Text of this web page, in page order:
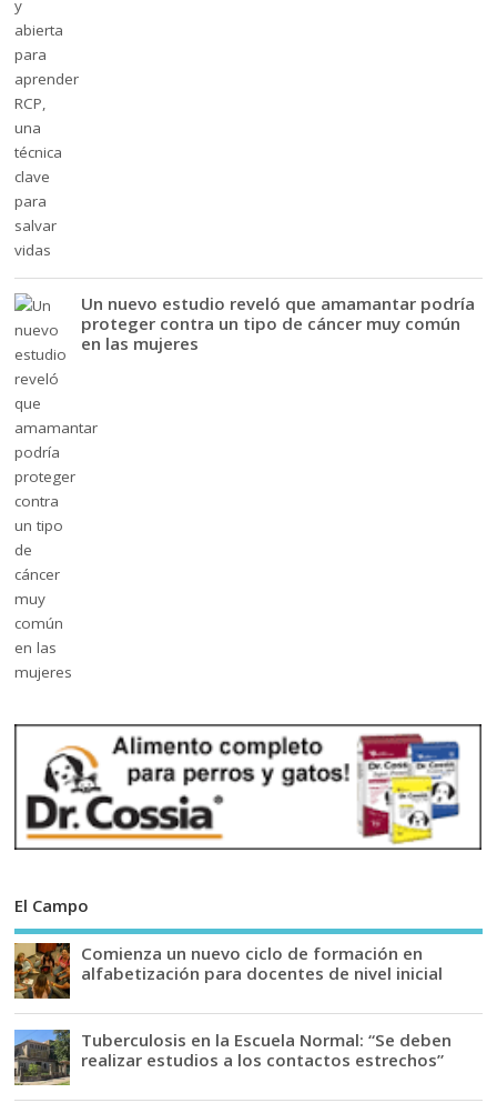
Un nuevo estudio reveló que amamantar podría
proteger contra un tipo de cáncer muy común
en las mujeres
El Campo
Comienza un nuevo ciclo de formación en
alfabetización para docentes de nivel inicial
Tuberculosis en la Escuela Normal: “Se deben
realizar estudios a los contactos estrechos”